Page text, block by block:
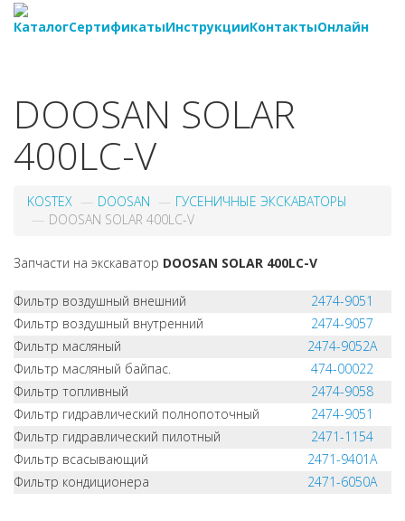
КаталогСертификатыИнструкцииКонтактыОнлайн
DOOSAN SOLAR
400LC-V
KOSTEX DOOSAN
ГУСЕНИЧНЫЕ ЭКСКАВАТОРЫ
DOOSAN SOLAR 400LC-V
Запчасти на экскаватор DOOSAN SOLAR 400LC-V
Фильтр воздушный внешний
2474-9051
Фильтр воздушный внутренний
2474-9057
Фильтр масляный
2474-9052A
Фильтр масляный байпас.
474-00022
Фильтр топливный
2474-9058
Фильтр гидравлический полнопоточный
2474-9051
Фильтр гидравлический пилотный
2471-1154
Фильтр всасывающий
2471-9401A
Фильтр кондиционера
2471-6050A